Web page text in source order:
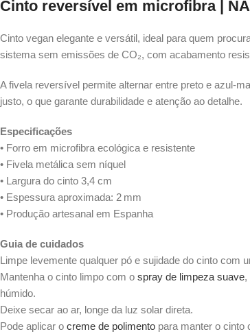
Cinto reversível em microfibra |
Cinto vegan elegante e versátil, ideal para quem
sistema sem emissões de CO₂, com acabamento
A fivela reversível permite alternar entre preto e azul-
justo, o que garante durabilidade e atenção ao detalhe.
Especificações
• Forro em microfibra ecológica e resistente
• Fivela metálica sem níquel
• Largura do cinto 3,4 cm
• Espessura aproximada: 2 mm
• Produção artesanal em Espanha
Guia de cuidados
Limpe levemente qualquer pó e sujidade do cinto com
Mantenha o cinto limpo com o spray de limpeza suave,
húmido.
Deixe secar ao ar, longe da luz solar direta.
Pode aplicar o creme de polimento para manter o cinto